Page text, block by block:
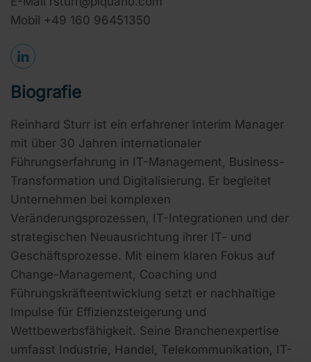
Mobil +49 160 96451350
Biografie
Reinhard Sturr ist ein erfahrener Interim Manager
mit über 30 Jahren internationaler
Führungserfahrung in IT-Management, Business-
Transformation und Digitalisierung. Er begleitet
Unternehmen bei komplexen
Veränderungsprozessen, IT-Integrationen und der
strategischen Neuausrichtung ihrer IT- und
Geschäftsprozesse. Mit einem klaren Fokus auf
Change-Management, Coaching und
Führungskräfteentwicklung setzt er nachhaltige
Impulse für Effizienzsteigerung und
Wettbewerbsfähigkeit. Seine Branchenexpertise
umfasst Industrie, Handel, Telekommunikation, IT-